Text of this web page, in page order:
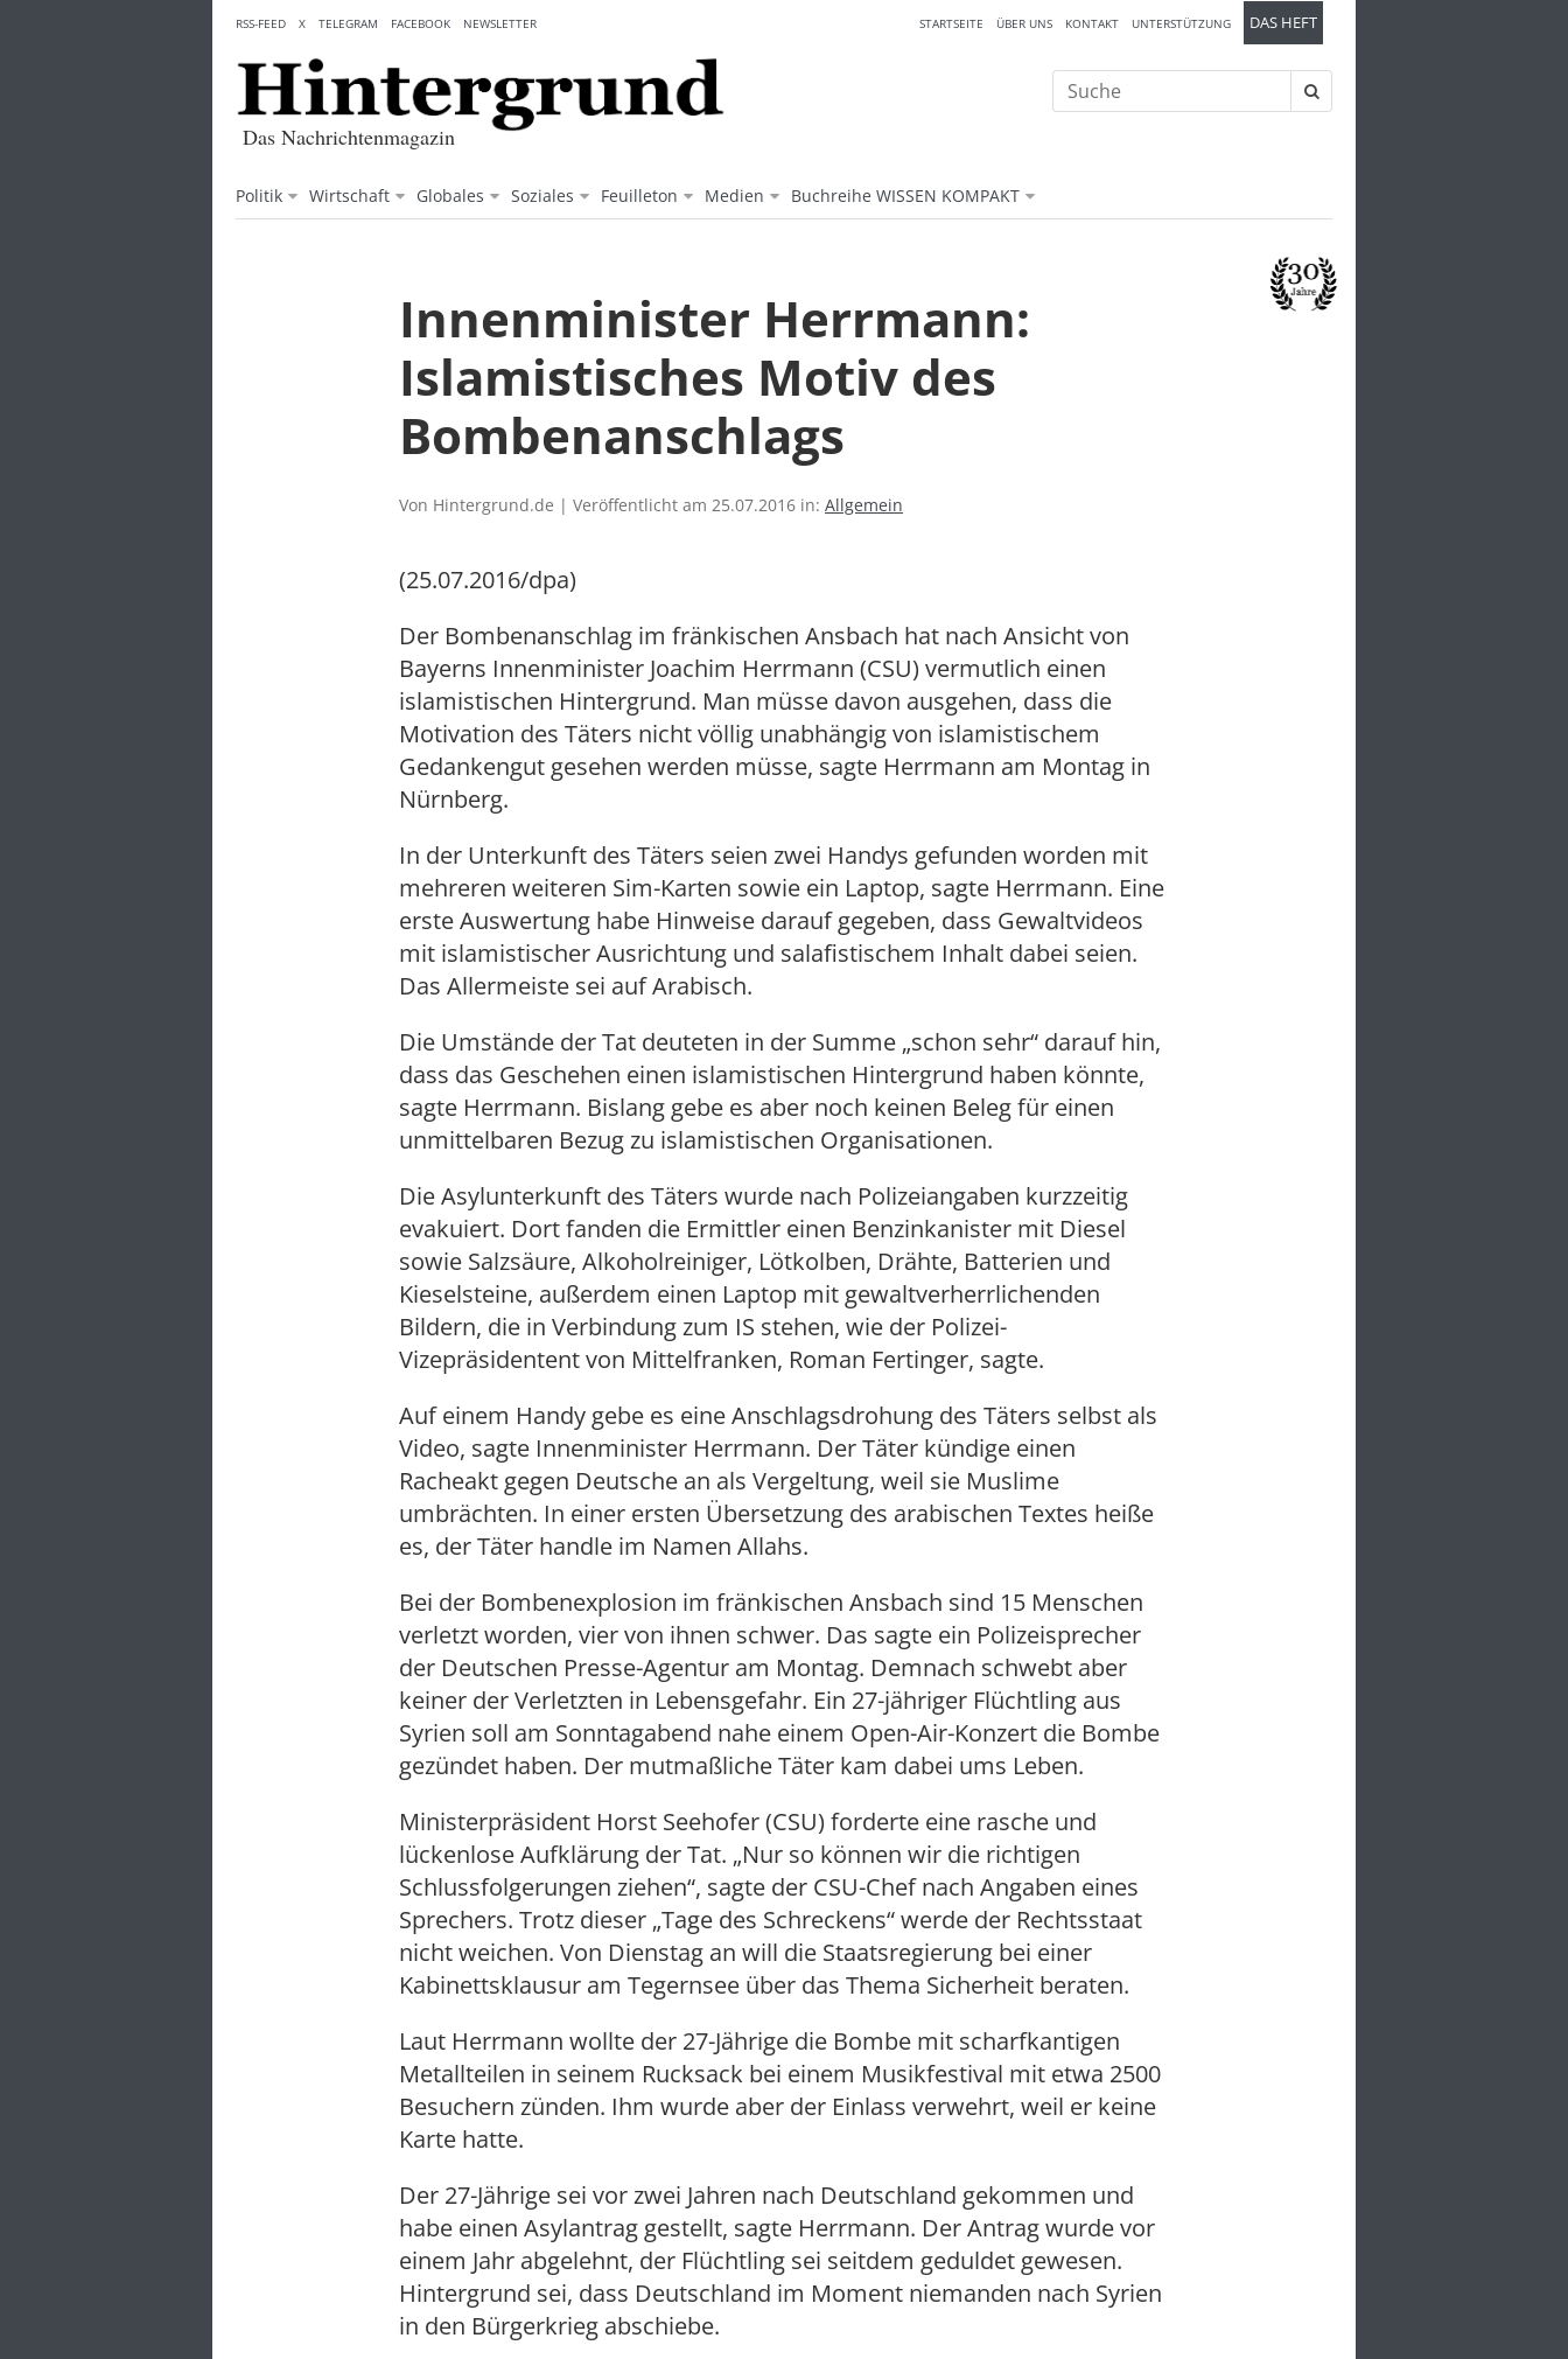
content
Das Nachrichtenmagazin
Politik Wirtschaft Globales Soziales Feuilleton Medien Buchreihe WISSEN KOMPAKT
STARTSEITE ÜBER UNS KONTAKT UNTERSTÜTZUNG DAS HEFT
RSS-FEED X TELEGRAM FACEBOOK NEWSLETTER
Suche
nach:
Innenminister Herrmann:
Islamistisches Motiv des
Bombenanschlags
Von Hintergrund.de | Veröffentlicht am 25.07.2016 in: Allgemein
(25.07.2016/dpa)
Der Bombenanschlag im fränkischen Ansbach hat nach Ansicht von
Bayerns Innenminister Joachim Herrmann (CSU) vermutlich einen
islamistischen Hintergrund. Man müsse davon ausgehen, dass die
Motivation des Täters nicht völlig unabhängig von islamistischem
Gedankengut gesehen werden müsse, sagte Herrmann am Montag in
Nürnberg.
In der Unterkunft des Täters seien zwei Handys gefunden worden mit
mehreren weiteren Sim-Karten sowie ein Laptop, sagte Herrmann. Eine
erste Auswertung habe Hinweise darauf gegeben, dass Gewaltvideos
mit islamistischer Ausrichtung und salafistischem Inhalt dabei seien.
Das Allermeiste sei auf Arabisch.
Die Umstände der Tat deuteten in der Summe „schon sehr“ darauf hin,
dass das Geschehen einen islamistischen Hintergrund haben könnte,
sagte Herrmann. Bislang gebe es aber noch keinen Beleg für einen
unmittelbaren Bezug zu islamistischen Organisationen.
Die Asylunterkunft des Täters wurde nach Polizeiangaben kurzzeitig
evakuiert. Dort fanden die Ermittler einen Benzinkanister mit Diesel
sowie Salzsäure, Alkoholreiniger, Lötkolben, Drähte, Batterien und
Kieselsteine, außerdem einen Laptop mit gewaltverherrlichenden
Bildern, die in Verbindung zum IS stehen, wie der Polizei-
Vizepräsidentent von Mittelfranken, Roman Fertinger, sagte.
Auf einem Handy gebe es eine Anschlagsdrohung des Täters selbst als
Video, sagte Innenminister Herrmann. Der Täter kündige einen
Racheakt gegen Deutsche an als Vergeltung, weil sie Muslime
umbrächten. In einer ersten Übersetzung des arabischen Textes heiße
es, der Täter handle im Namen Allahs.
Bei der Bombenexplosion im fränkischen Ansbach sind 15 Menschen
verletzt worden, vier von ihnen schwer. Das sagte ein Polizeisprecher
der Deutschen Presse-Agentur am Montag. Demnach schwebt aber
keiner der Verletzten in Lebensgefahr. Ein 27-jähriger Flüchtling aus
Syrien soll am Sonntagabend nahe einem Open-Air-Konzert die Bombe
gezündet haben. Der mutmaßliche Täter kam dabei ums Leben.
Ministerpräsident Horst Seehofer (CSU) forderte eine rasche und
lückenlose Aufklärung der Tat. „Nur so können wir die richtigen
Schlussfolgerungen ziehen“, sagte der CSU-Chef nach Angaben eines
Sprechers. Trotz dieser „Tage des Schreckens“ werde der Rechtsstaat
nicht weichen. Von Dienstag an will die Staatsregierung bei einer
Kabinettsklausur am Tegernsee über das Thema Sicherheit beraten.
Laut Herrmann wollte der 27-Jährige die Bombe mit scharfkantigen
Metallteilen in seinem Rucksack bei einem Musikfestival mit etwa 2500
Besuchern zünden. Ihm wurde aber der Einlass verwehrt, weil er keine
Karte hatte.
Der 27-Jährige sei vor zwei Jahren nach Deutschland gekommen und
habe einen Asylantrag gestellt, sagte Herrmann. Der Antrag wurde vor
einem Jahr abgelehnt, der Flüchtling sei seitdem geduldet gewesen.
Hintergrund sei, dass Deutschland im Moment niemanden nach Syrien
in den Bürgerkrieg abschiebe.